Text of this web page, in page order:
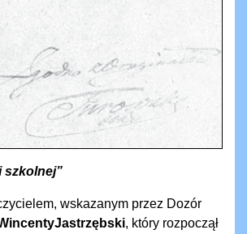
szkolnej”
wskazanym przez Dozór
Jastrzębski, który rozpoczął